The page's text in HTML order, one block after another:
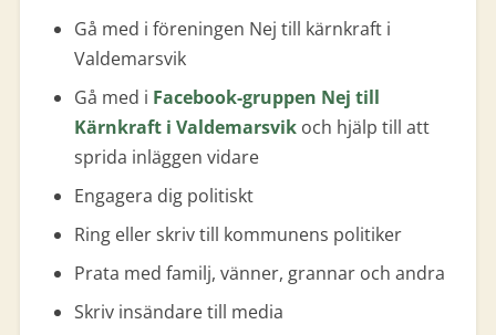
Gå med i föreningen Nej till kärnkraft i
Valdemarsvik
Gå med i Facebook-gruppen Nej till
Kärnkraft i Valdemarsvikoch hjälp till att
sprida inläggen vidare
Engagera dig politiskt
Ring eller skriv till kommunens politiker
Prata med familj, vänner, grannar och andra
Skriv insändare till media